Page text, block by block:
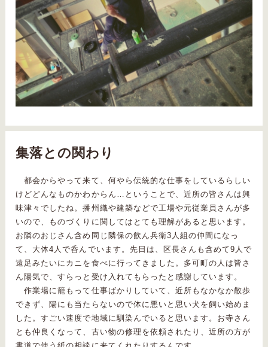
集落との関わり
都会からやって来て、何やら伝統的な仕事をしているらしい
けどどんなものかわからん…ということで、近所の皆さんは興
味津々でしたね。播州織や建築などで工場や元従業員さんが多
いので、ものづくりに関してはとても理解があると思います。
お隣のおじさん含め同じ隣保の飲ん兵衛3人組の仲間になっ
て、大体4人で呑んでいます。先日は、区長さんも含めて9人で
遠足みたいにカニを食べに行ってきました。多可町の人は皆さ
ん陽気で、すらっと受け入れてもらったと感謝しています。
作業場に籠もって仕事ばかりしていて、近所もなかなか散歩
できず、陽にも当たらないので体に悪いと思い犬を飼い始めま
した。すごい速度で地域に馴染んでいると思います。お寺さん
とも仲良くなって、古い物の修理を依頼されたり、近所の方が